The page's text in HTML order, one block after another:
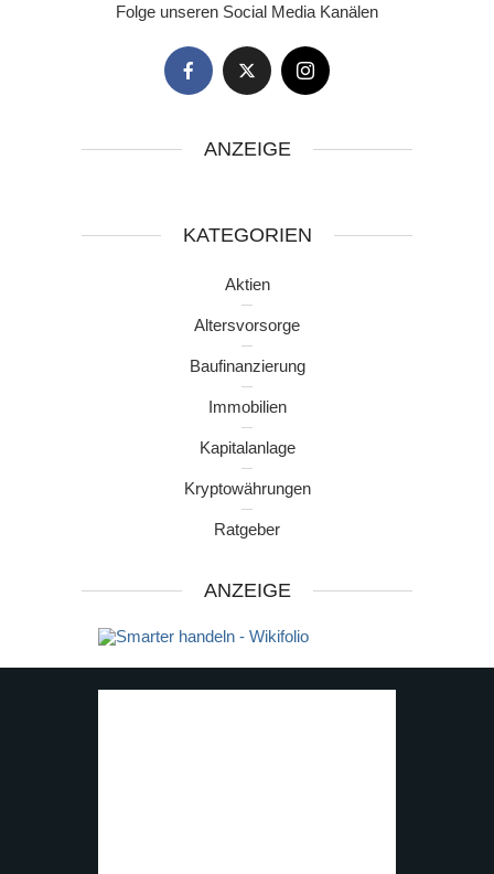
Folge unseren Social Media Kanälen
ANZEIGE
KATEGORIEN
Aktien
Altersvorsorge
Baufinanzierung
Immobilien
Kapitalanlage
Kryptowährungen
Ratgeber
ANZEIGE